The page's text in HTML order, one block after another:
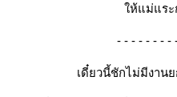
ให้แม่แร
- - - - - - - -
เดี๋ยวนี้ชักไม่มีงาน